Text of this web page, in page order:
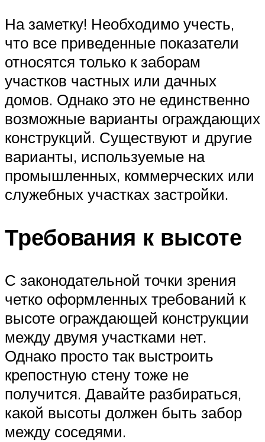
На заметку! Необходимо учесть,
что все приведенные показатели
относятся только к заборам
участков частных или дачных
домов. Однако это не единственно
возможные варианты ограждающих
конструкций. Существуют и другие
варианты, используемые на
промышленных, коммерческих или
служебных участках застройки.
Требования к высоте
С законодательной точки зрения
четко оформленных требований к
высоте ограждающей конструкции
между двумя участками нет.
Однако просто так выстроить
крепостную стену тоже не
получится. Давайте разбираться,
какой высоты должен быть забор
между соседями.